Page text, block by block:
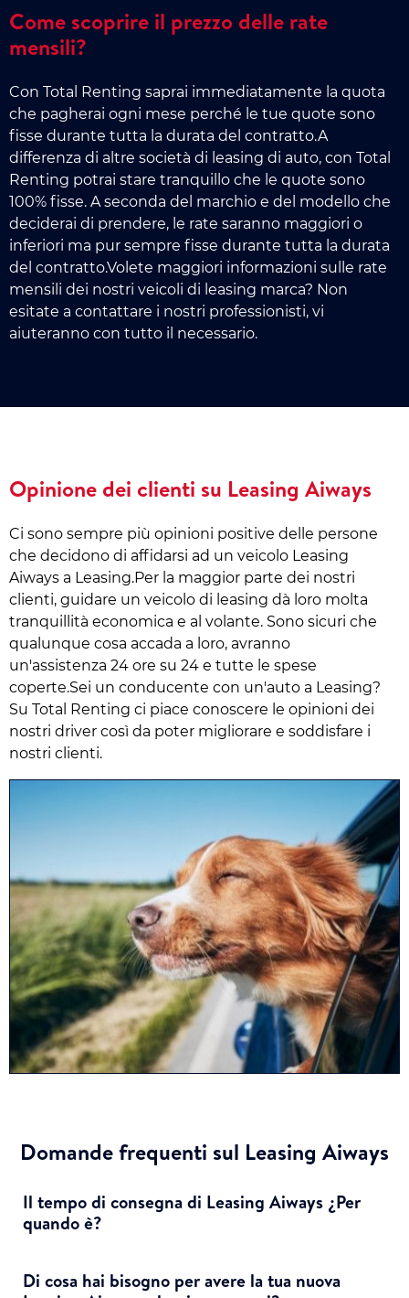
Come scoprire il prezzo delle rate
mensili?
Con Total Renting saprai immediatamente la quota
che pagherai ogni mese perché le tue quote sono
fisse durante tutta la durata del contratto.A
differenza di altre società di leasing di auto, con Total
Renting potrai stare tranquillo che le quote sono
100% fisse. A seconda del marchio e del modello che
deciderai di prendere, le rate saranno maggiori o
inferiori ma pur sempre fisse durante tutta la durata
del contratto.Volete maggiori informazioni sulle rate
mensili dei nostri veicoli di leasing marca? Non
esitate a contattare i nostri professionisti, vi
aiuteranno con tutto il necessario.
Opinione dei clienti su Leasing Aiways
Ci sono sempre più opinioni positive delle persone
che decidono di affidarsi ad un veicolo Leasing
Aiways a Leasing.Per la maggior parte dei nostri
clienti, guidare un veicolo di leasing dà loro molta
tranquillità economica e al volante. Sono sicuri che
qualunque cosa accada a loro, avranno
un'assistenza 24 ore su 24 e tutte le spese
coperte.Sei un conducente con un'auto a Leasing?
Su Total Renting ci piace conoscere le opinioni dei
nostri driver così da poter migliorare e soddisfare i
nostri clienti.
Domande frequenti sul Leasing Aiways
Il tempo di consegna di Leasing Aiways ¿Per
quando è?
Di cosa hai bisogno per avere la tua nuova